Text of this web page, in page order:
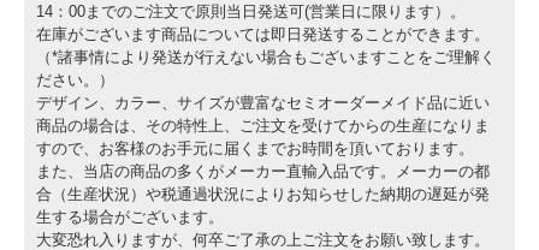
14：00までのご注文で原則当日発送可(営業日に限ります）。
在庫がございます商品については即日発送することができます。
（*諸事情により発送が行えない場合もございますことをご理解く
ださい。）
デザイン、カラー、サイズが豊富なセミオーダーメイド品に近い
商品の場合は、その特性上、ご注文を受けてからの生産になりま
すので、お客様のお手元に届くまでお時間を頂いております。
また、当店の商品の多くがメーカー直輸入品です。メーカーの都
合（生産状況）や税通過状況によりお知らせした納期の遅延が発
生する場合がございます。
大変恐れ入りますが、何卒ご了承の上ご注文をお願い致します。